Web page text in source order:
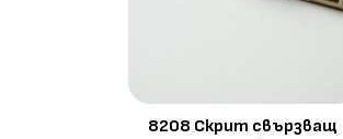
8208 Скрит свързващ